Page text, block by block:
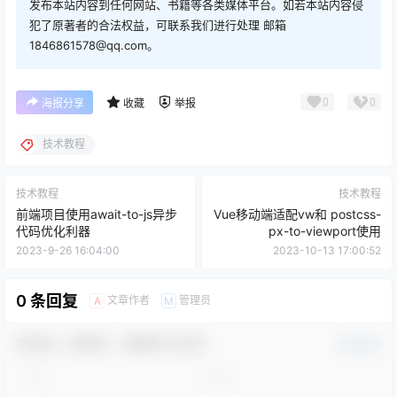
发布本站内容到任何网站、书籍等各类媒体平台。如若本站内容侵
犯了原著者的合法权益，可联系我们进行处理 邮箱
1846861578@qq.com。
海报分享 收藏 举报 0 0
技术教程
技术教程
前端项目使用await-to-js异步
代码优化利器
2023-9-26 16:04:00
技术教程
Vue移动端适配vw和 postcss-
px-to-viewport使用
2023-10-13 17:00:52
0 条回复 A 文章作者 M 管理员